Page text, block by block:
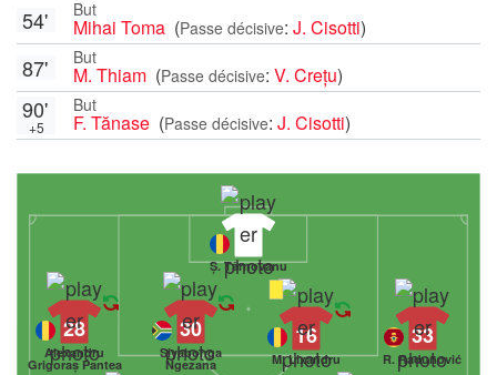
But
Mihai Toma (Passe décisive: J. Cisotti)
54'
But
M. Thiam (Passe décisive: V. Crețu)
87'
But
F. Tănase (Passe décisive: J. Cisotti)
90'
+5
32
Ș. Târnovanu
33
R. Radunović
16
M. Lixandru
30
Siyabonga
Ngezana
28
Alexandru
Grigoraș Pantea